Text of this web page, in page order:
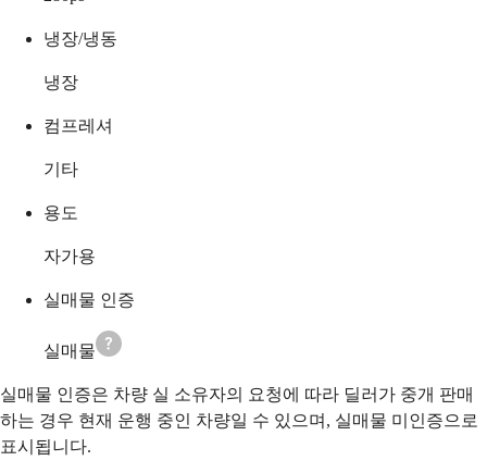
냉장/냉동
냉장
컴프레셔
기타
용도
자가용
실매물 인증
실매물
실매물 인증은 차량 실 소유자의 요청에 따라 딜러가 중개 판매
하는 경우 현재 운행 중인 차량일 수 있으며, 실매물 미인증으로
표시됩니다.